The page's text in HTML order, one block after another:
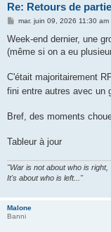
Re: Retours de
M
s
a
mar. juin 09, 2026 11:30 am
Week-end dernier, une
(même si on a eu
C'était majoritairement
fini entre autres avec un
Bref, des moments
Tableur à jour
"War is not about who is right,
It's about who is left..."
Malone
Banni